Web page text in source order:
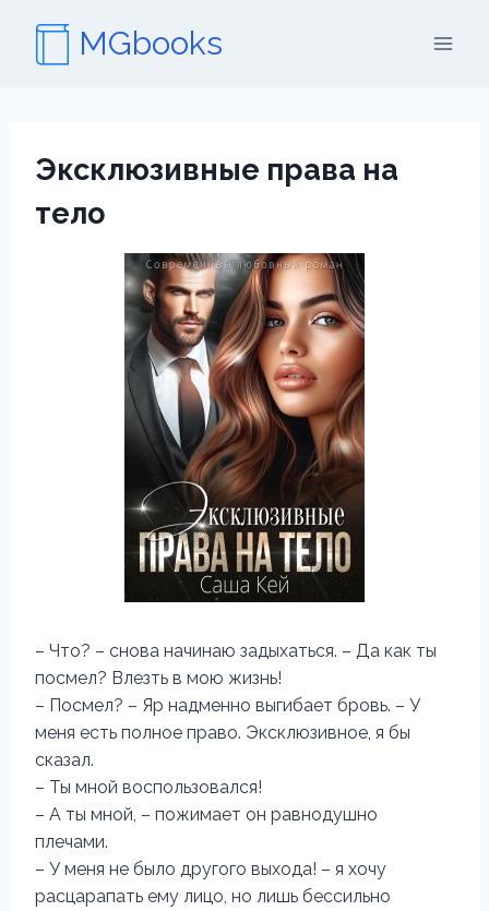
содержимому
MGbooks
Эксклюзивные права на
тело
– Что? – снова начинаю задыхаться. – Да как ты
посмел? Влезть в мою жизнь!
– Посмел? – Яр надменно выгибает бровь. – У
меня есть полное право. Эксклюзивное, я бы
сказал.
– Ты мной воспользовался!
– А ты мной, – пожимает он равнодушно
плечами.
– У меня не было другого выхода! – я хочу
расцарапать ему лицо, но лишь бессильно